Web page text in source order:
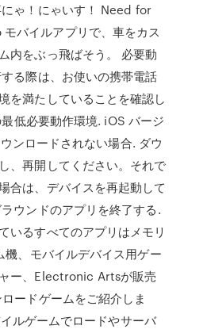
ゃ！にゃいす！ Need for
バイルアプリで、車をカス
内をぶっ飛ばそう。 必要動
る際は、お使いの携帯電話
を満たしていることを確認し
低必要動作環境. iOS バージ
ンロードされない場合. ダウ
、再開してください。それで
合は、デバイスを再起動して
ウンドのアプリを終了する.
いるすべてのアプリはメモリ
機、モバイルデバイス用ゲー
ー、Electronic Artsが販売
ードゲームをご紹介しま
ルゲームでロードやサーバ